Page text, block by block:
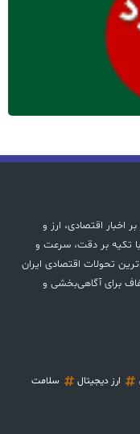
اخبار اقتصادی، ارز و
با تکیه بر دقت، سرعت و
تحولات اقتصادی ایران
برای آگاهی‌بخشی و
ارز دیجیتال
سلامت